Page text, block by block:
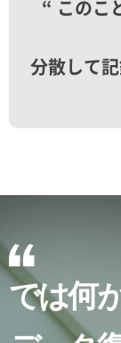
“ このこ
分散して
では何